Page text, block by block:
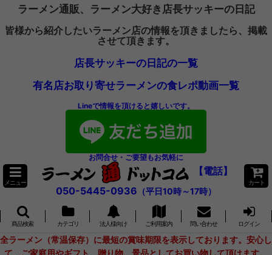
ラーメン通販、ラーメン大好き店長サッキーの日記
皆様から紹介したいラーメン店の情報を頂きましたら、掲載
させて頂きます。
店長サッキーの日記の一覧
有名店お取り寄せラーメンの食レポ動画一覧
Lineで情報を頂けると嬉しいです。
お問合せ・ご要望もお気軽に
メニュー
【電話】
050-5445-0936 （平日10時～17時）
カート
商品検索 カテゴリ 法人様向け ご利用案内 問い合わせ ログイン
全ラーメン（常温保存）に最短の賞味期限を表示しております。安心し